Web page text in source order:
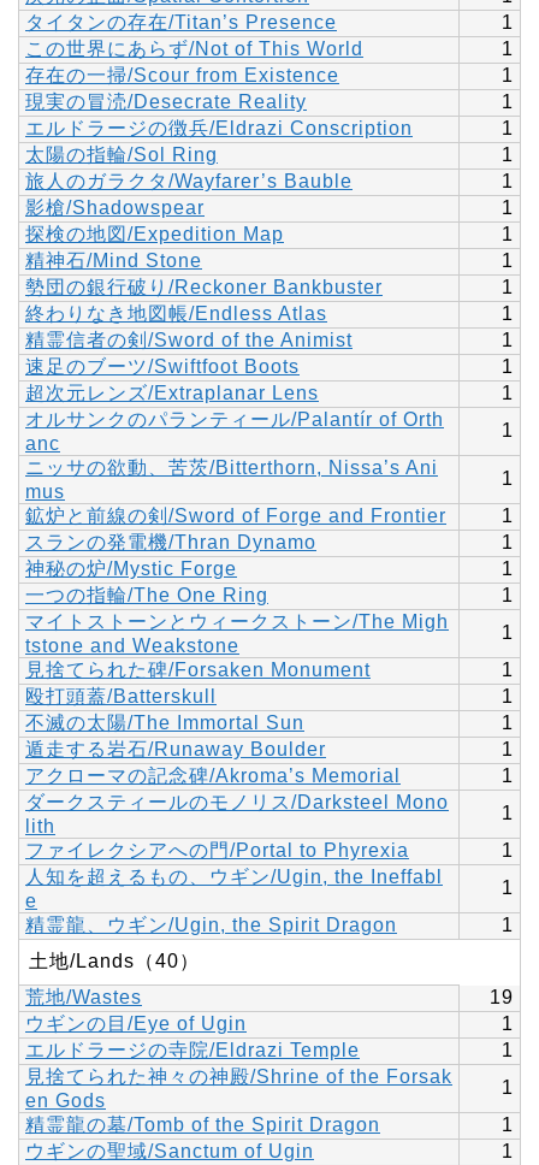
タイタンの存在/Titan’s Presence
1
この世界にあらず/Not of This World
1
存在の一掃/Scour from Existence
1
現実の冒涜/Desecrate Reality
1
エルドラージの徴兵/Eldrazi Conscription
1
太陽の指輪/Sol Ring
1
旅人のガラクタ/Wayfarer’s Bauble
1
影槍/Shadowspear
1
探検の地図/Expedition Map
1
精神石/Mind Stone
1
勢団の銀行破り/Reckoner Bankbuster
1
終わりなき地図帳/Endless Atlas
1
精霊信者の剣/Sword of the Animist
1
速足のブーツ/Swiftfoot Boots
1
超次元レンズ/Extraplanar Lens
1
オルサンクのパランティール/Palantír of Orth
anc
1
ニッサの欲動、苦茨/Bitterthorn, Nissa’s Ani
mus
1
鉱炉と前線の剣/Sword of Forge and Frontier
1
スランの発電機/Thran Dynamo
1
神秘の炉/Mystic Forge
1
一つの指輪/The One Ring
1
マイトストーンとウィークストーン/The Migh
tstone and Weakstone
1
見捨てられた碑/Forsaken Monument
1
殴打頭蓋/Batterskull
1
不滅の太陽/The Immortal Sun
1
遁走する岩石/Runaway Boulder
1
アクローマの記念碑/Akroma’s Memorial
1
ダークスティールのモノリス/Darksteel Mono
lith
1
ファイレクシアへの門/Portal to Phyrexia
1
人知を超えるもの、ウギン/Ugin, the Ineffabl
e
1
精霊龍、ウギン/Ugin, the Spirit Dragon
1
土地/Lands（40）
荒地/Wastes
19
ウギンの目/Eye of Ugin
1
エルドラージの寺院/Eldrazi Temple
1
見捨てられた神々の神殿/Shrine of the Forsak
en Gods
1
精霊龍の墓/Tomb of the Spirit Dragon
1
ウギンの聖域/Sanctum of Ugin
1